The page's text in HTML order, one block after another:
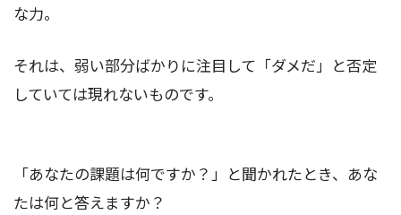
な力。
それは、弱い部分ばかりに注目して「ダメだ」と否定
していては現れないものです。
「あなたの課題は何ですか？」と聞かれたとき、あな
たは何と答えますか？